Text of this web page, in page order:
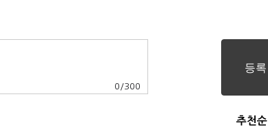
0 /300
추천순